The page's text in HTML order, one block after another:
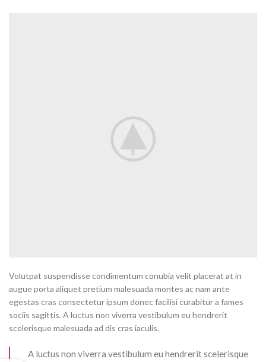
Volutpat suspendisse condimentum conubia velit placerat at in
augue porta aliquet pretium malesuada montes ac nam ante
egestas cras consectetur ipsum donec facilisi curabitur a fames
sociis sagittis. A luctus non viverra vestibulum eu hendrerit
scelerisque malesuada ad dis cras iaculis.
A luctus non viverra vestibulum eu hendrerit scelerisque